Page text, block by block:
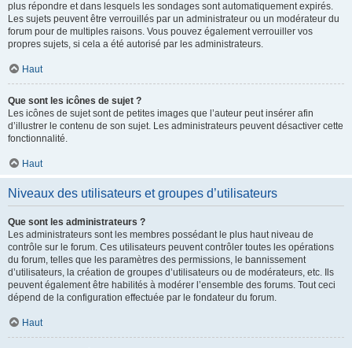
plus répondre et dans lesquels les sondages sont automatiquement expirés.
Les sujets peuvent être verrouillés par un administrateur ou un modérateur du
forum pour de multiples raisons. Vous pouvez également verrouiller vos
propres sujets, si cela a été autorisé par les administrateurs.
Haut
Que sont les icônes de sujet ?
Les icônes de sujet sont de petites images que l’auteur peut insérer afin
d’illustrer le contenu de son sujet. Les administrateurs peuvent désactiver cette
fonctionnalité.
Haut
Niveaux des utilisateurs et groupes d’utilisateurs
Que sont les administrateurs ?
Les administrateurs sont les membres possédant le plus haut niveau de
contrôle sur le forum. Ces utilisateurs peuvent contrôler toutes les opérations
du forum, telles que les paramètres des permissions, le bannissement
d’utilisateurs, la création de groupes d’utilisateurs ou de modérateurs, etc. Ils
peuvent également être habilités à modérer l’ensemble des forums. Tout ceci
dépend de la configuration effectuée par le fondateur du forum.
Haut